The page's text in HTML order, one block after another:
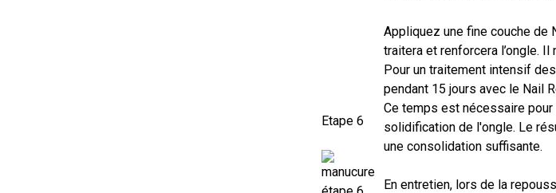
Etape 6
Appliquez une fine couche de
traitera et renforcera l’ongle.
Pour un traitement intensif
pendant 15 jours avec le Nail
Ce temps est nécessaire
solidification de l'ongle. Le
une consolidation suffisante.
En entretien, lors de la